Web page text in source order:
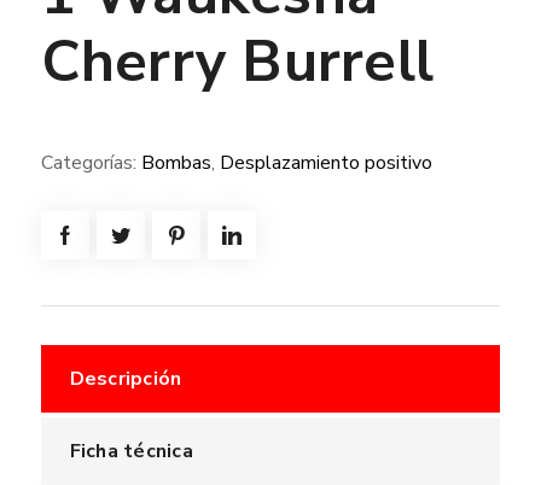
Cherry Burrell
Categorías: Bombas, Desplazamiento positivo
Descripción
Ficha técnica